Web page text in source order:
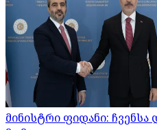
მინისტრი ფიდანი: